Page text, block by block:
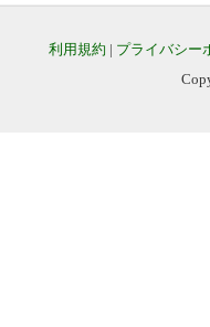
利用規約 | プライバシー